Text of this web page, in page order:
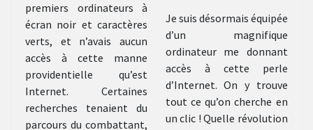
premiers ordinateurs à
écran noir et caractères
verts, et n’avais aucun
accès à cette manne
providentielle qu’est
Internet. Certaines
recherches tenaient du
parcours du combattant,
Je suis désormais équipée
d’un magnifique
ordinateur me donnant
accès à cette perle
d’Internet. On y trouve
tout ce qu’on cherche en
un clic ! Quelle révolution